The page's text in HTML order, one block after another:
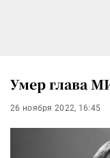
Умер глава
26 ноября 2022, 16:45